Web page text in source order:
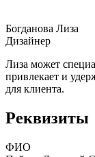
Богданова Лиза
Дизайнер
Лиза может
привлекает и
для клиента.
Реквизиты
ФИО